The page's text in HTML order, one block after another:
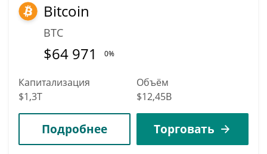
Bitcoin
BTC
$64 971 0%
Капитализация
$1,3T
Объём
$12,45B
Подробнее Торговать